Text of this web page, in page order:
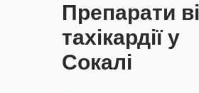
Препарати
тахікардії у
Сокалі